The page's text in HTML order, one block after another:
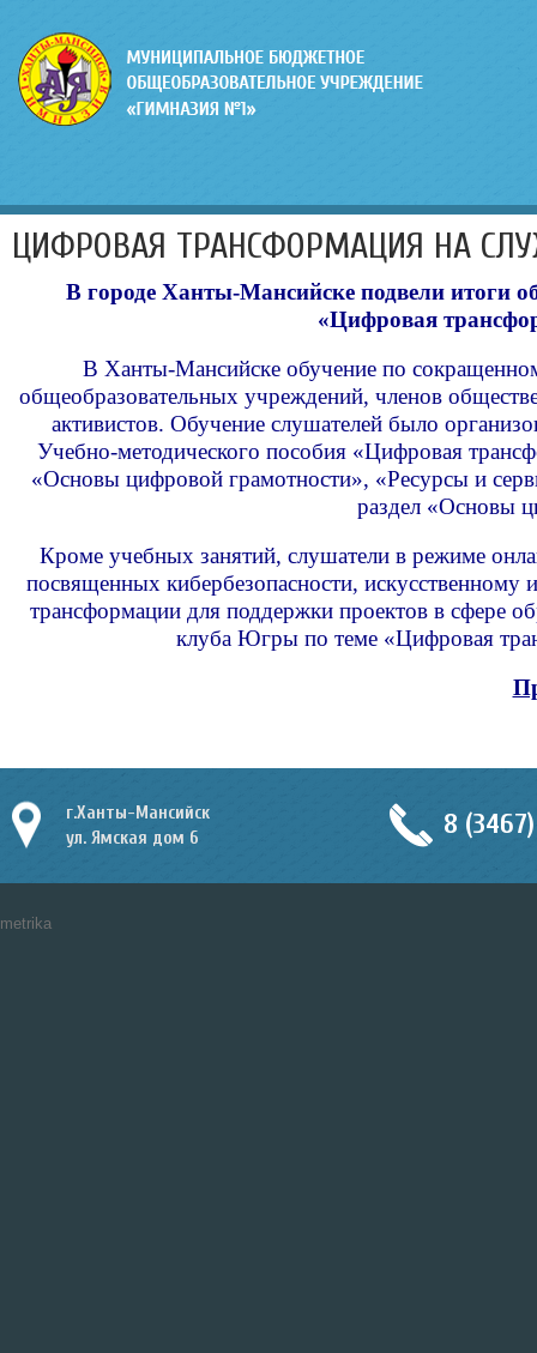
ЦИФРОВАЯ ТРАНСФОРМАЦИЯ НА
В городе Ханты-Мансийске подвели итоги
«Цифровая
В Ханты-Мансийске обучение по
общеобразовательных учреждений, членов
активистов. Обучение слушателей было
Учебно-методического пособия «Цифровая
«Основы цифровой грамотности», «Ресурсы и
раздел «Основы
Кроме учебных занятий, слушатели в режиме
посвященных кибербезопасности, искусственному
трансформации для поддержки проектов в сфере
клуба Югры по теме «Цифровая
г.Ханты-Мансийск
ул. Ямская дом 6
8
metrika